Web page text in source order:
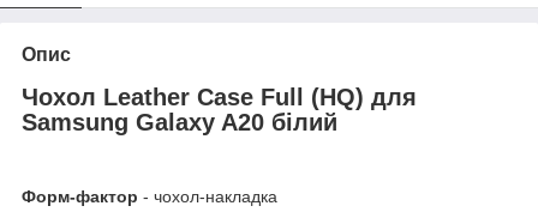
Опис
Чохол Leather Case Full (HQ) для
Samsung Galaxy A20 білий
Форм-фактор - чохол-накладка